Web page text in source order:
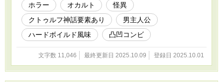
現場で合流した二人。岡部は「これは深きもの
どもの仕業だ」と確信するが、松嶋は「合理的
な説明がつくはず」と冷静だ。 現場調査で発見
される濡れた人型の足跡、住民たちが証言する
「マンホールからの潮の匂い」、防犯カメラに
映る不可解な人影——。 古い資料館で見つけた
江戸時代の地図には「藍蛇の祠」という水神信
仰の跡が記され、事件現場はすべてその古い地
ホラー オカルト
怪異
クトゥルフ神話要素あり
男主人公
ハードボイルド風味
凸凹コンビ
文字数 11,046 最終更新日 2025.10.09 登録日 2025.10.01